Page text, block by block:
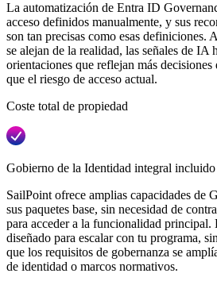
La automatización de Entra ID
acceso definidos manualmente, y sus
son tan precisas como esas definiciones.
se alejan de la realidad, las señales de IA
orientaciones que reflejan más
que el riesgo de acceso actual.
Coste total de propiedad
Gobierno de la Identidad integral incluido
SailPoint ofrece amplias capacidades de
sus paquetes base, sin necesidad de
para acceder a la funcionalidad principal.
diseñado para escalar con tu programa,
que los requisitos de gobernanza se
de identidad o marcos normativos.